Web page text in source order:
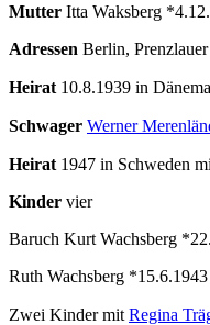
Mutter Itta Waksberg
Adressen Berlin,
Heirat 10.8.1939 in
Schwager Werner
Heirat 1947 in Schweden
Kinder vier
Baruch Kurt Wachsberg
Ruth Wachsberg
Zwei Kinder mit Regina